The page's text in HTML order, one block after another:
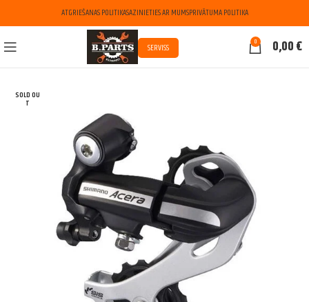
ATGRIEŠANAS POLITIKASAZINIETIES AR MUMSPRIVĀTUMA POLITIKA
SERVISS 0 0,00€
SOLD OU
T